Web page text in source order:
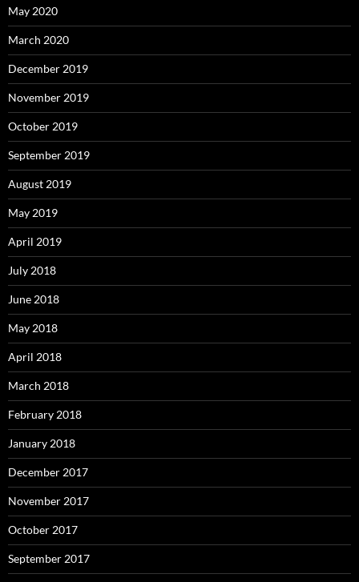
May 2020
March 2020
December 2019
November 2019
October 2019
September 2019
August 2019
May 2019
April 2019
July 2018
June 2018
May 2018
April 2018
March 2018
February 2018
January 2018
December 2017
November 2017
October 2017
September 2017